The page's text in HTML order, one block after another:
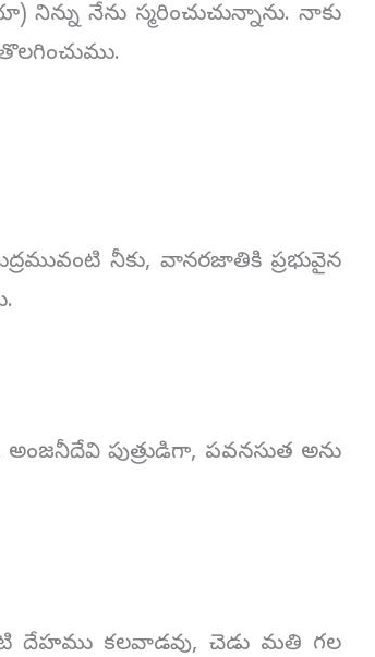
నిన్ను నేను స్మరించుచున్నాను. నాకు
నీకు, వానరజాతికి ప్రభువైన
పుత్రుడిగా, పవనసుత అను
దేహము కలవాడవు, చెడు మతి గల